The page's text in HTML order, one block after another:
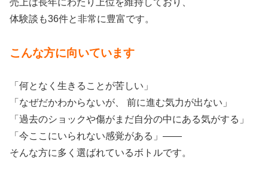
売上は長年にわたり上位を維持しており、
体験談も36件と非常に豊富です。
こんな方に向いています
「何となく生きることが苦しい」
「なぜだかわからないが、 前に進む気力が出ない」
「過去のショックや傷がまだ自分の中にある気がする」
「今ここにいられない感覚がある」——
そんな方に多く選ばれているボトルです。